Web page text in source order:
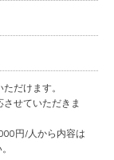
だけます。
せていただきま
円/人から内容は